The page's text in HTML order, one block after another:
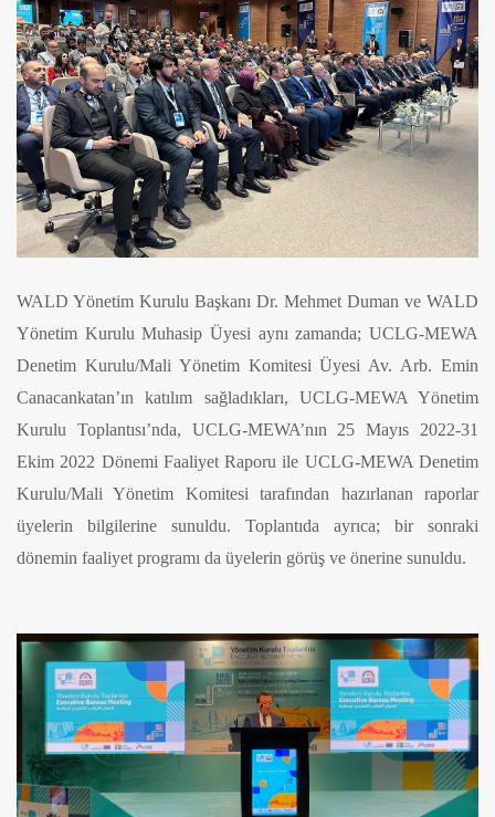
WALD Yönetim Kurulu Başkanı Dr. Mehmet Duman ve WALD
Yönetim Kurulu Muhasip Üyesi aynı zamanda; UCLG-MEWA
Denetim Kurulu/Mali Yönetim Komitesi Üyesi Av. Arb. Emin
Canacankatan’ın katılım sağladıkları, UCLG-MEWA Yönetim
Kurulu Toplantısı’nda, UCLG-MEWA’nın 25 Mayıs 2022-31
Ekim 2022 Dönemi Faaliyet Raporu ile UCLG-MEWA Denetim
Kurulu/Mali Yönetim Komitesi tarafından hazırlanan raporlar
üyelerin bilgilerine sunuldu. Toplantıda ayrıca; bir sonraki
dönemin faaliyet programı da üyelerin görüş ve önerine sunuldu.